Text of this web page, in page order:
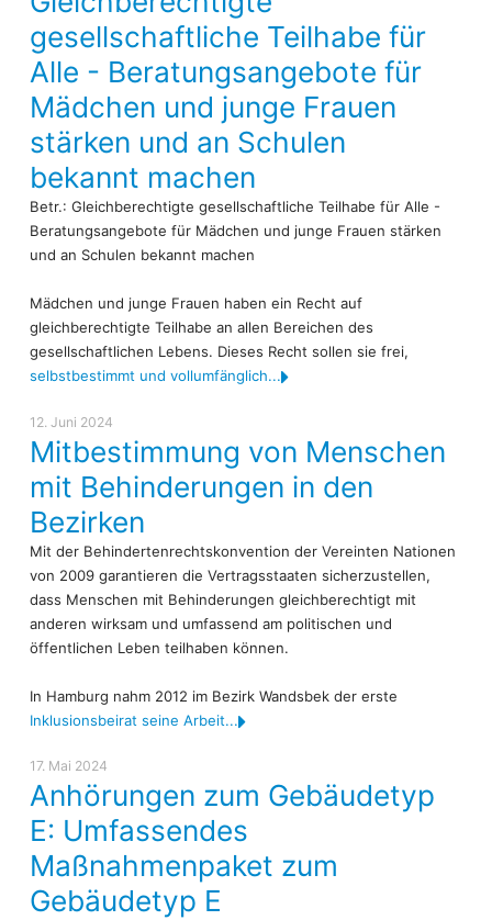
gesellschaftliche Teilhabe für
Alle - Beratungsangebote für
Mädchen und junge Frauen
stärken und an Schulen
bekannt machen
Betr.: Gleichberechtigte gesellschaftliche Teilhabe für Alle -
Beratungsangebote für Mädchen und junge Frauen stärken
und an Schulen bekannt machen
Mädchen und junge Frauen haben ein Recht auf
gleichberechtigte Teilhabe an allen Bereichen des
gesellschaftlichen Lebens. Dieses Recht sollen sie frei,
selbstbestimmt und vollumfänglich...
12. Juni 2024
Mitbestimmung von Menschen
mit Behinderungen in den
Bezirken
Mit der Behindertenrechtskonvention der Vereinten Nationen
von 2009 garantieren die Vertragsstaaten sicherzustellen,
dass Menschen mit Behinderungen gleichberechtigt mit
anderen wirksam und umfassend am politischen und
öffentlichen Leben teilhaben können.
In Hamburg nahm 2012 im Bezirk Wandsbek der erste
Inklusionsbeirat seine Arbeit...
17. Mai 2024
Anhörungen zum Gebäudetyp
E: Umfassendes
Maßnahmenpaket zum
Gebäudetyp E